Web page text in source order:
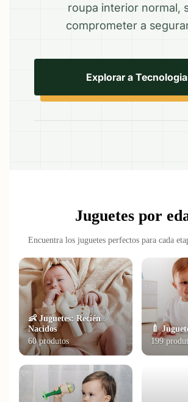
roupa interior normal,
comprometer a
Explorar a Tecnologia
Juguetes por
Encuentra los juguetes perfectos para cada
👶 Juguetes: Recién
Nacidos
60 produtos
🍼
199